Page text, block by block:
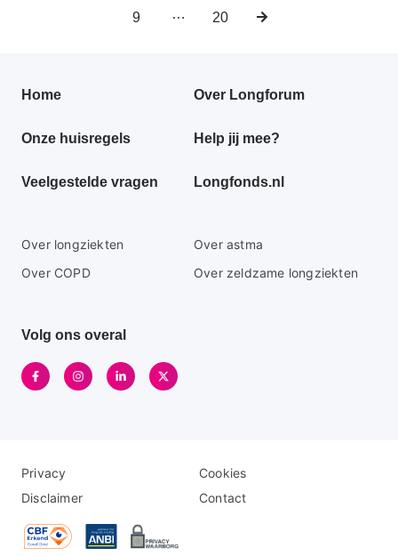
paginaPagina
9 …
Laatste
20
Volgende
Primair
menu
Home Over Longforum
Onze huisregels Help jij mee?
Veelgestelde vragen Longfonds.nl
Secundaire
footer
Over longziekten
Over astma
Over COPD
Over zeldzame longziekten
Volg ons overal
Disclaimer
menu
Privacy
Cookies
Disclaimer
Contact
Logo
menu